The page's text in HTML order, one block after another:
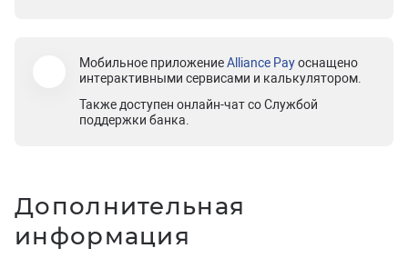
Мобильное приложениеAlliance Payоснащено
интерактивными сервисами и калькулятором.
Также доступен онлайн-чат со Службой
поддержки банка.
Дополнительная
информация